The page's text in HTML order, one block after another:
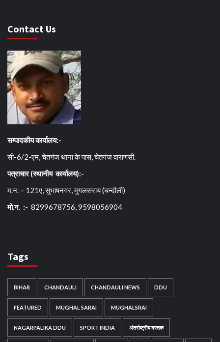
Contact Us
सम्पादकीय कार्यालय:-
सी-6/2-एम, चेतगंज थाना के पास, चेतगंज वाराणसी.
पत्राचार (स्थानीय कार्यालय):-
म.न. – 121ए, सुभाषनगर, मुगलसराय (चन्दौली)
मो.न. :- 8299678756, 9598056904
Tags
BIHAR CHANDAULI CHANDAULI NEWS DDU
FEATURED MUGHAL SARAI MUGHALSRAI
NAGARPALIKA DDU SPORT INDIA अंतर्राष्ट्रीय दस्तक